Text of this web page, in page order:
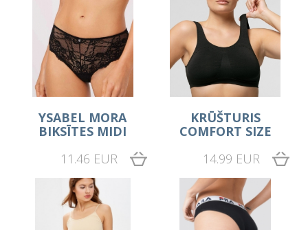
YSABEL MORA
BIKSĪTES MIDI
11.46 EUR
KRŪŠTURIS
COMFORT SIZE
14.99 EUR